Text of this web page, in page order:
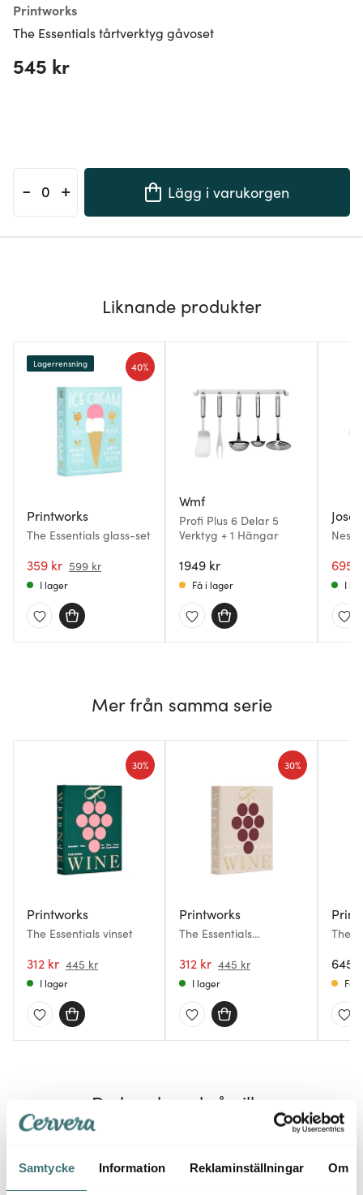
Samtycke Information Reklaminställningar Om
Printworks
The Essentials tårtverktyg gåvoset
545 kr
- + Lägg i varukorgen
Liknande produkter
Printworks
The Essentials glass-set
359 kr 599 kr
40%
Lagerrensning
I lager
Wmf
Profi Plus 6 Delar 5
Verktyg + 1 Hängar
1949 kr
Få i lager
Nest
695
I
Mer från samma serie
Printworks
The Essentials vinset
312 kr 445 kr
30%
I lager
Printworks
The Essentials
312 kr 445 kr
30%
I lager
The
645
Få
Du kanske också gillar